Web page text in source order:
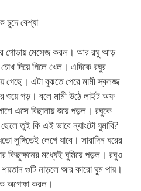
বেশ্যা
গোড়ায় মেসেজ করল। আর রঘু আড়
দিয়ে গিলে খেল। এদিকে রঘুর
গেছে। এটা বুঝতে পেরে মামী স্বলজ্জ
শুয়ে পড়। বলে মামী উঠে লাইট অফ
এসে বিছানায় শুয়ে পড়ল। রঘুকে
তুই কি এই ভাবে ন্যাংটো ঘুমাবি?
লেগে যাবে। সারাদিন ঘরের
কিছুক্ষনের মধ্যেই ঘুমিয়ে পড়ল। রঘুও
গুটি নাড়লে আর কারো ঘুম পায়।
অপেক্ষা করল।